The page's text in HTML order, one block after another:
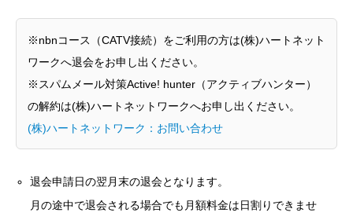
※nbnコース（CATV接続）をご利用の方は(株)ハートネット
ワークへ退会をお申し出ください。
※スパムメール対策Active! hunter（アクティブハンター）
の解約は(株)ハートネットワークへお申し出ください。
(株)ハートネットワーク：お問い合わせ
退会申請日の翌月末の退会となります。
月の途中で退会される場合でも月額料金は日割りできませ